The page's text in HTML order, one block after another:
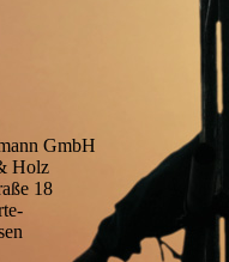
GmbH
Holz
18